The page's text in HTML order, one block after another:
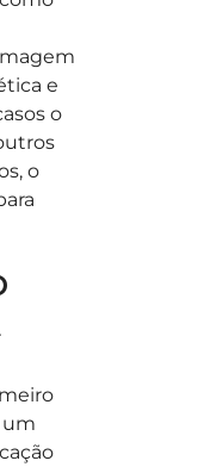
e
o
o